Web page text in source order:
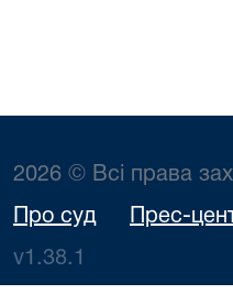
2026 © Всі права
Про суд Прес-
v1.38.1